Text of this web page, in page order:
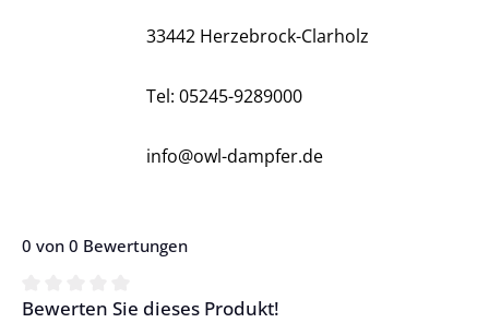
33442 Herzebrock-Clarholz
Tel: 05245-9289000
info@owl-dampfer.de
0 von 0 Bewertungen
Durchschnittliche Bewertung von 0 von 5 Sternen
Bewerten Sie dieses Produkt!